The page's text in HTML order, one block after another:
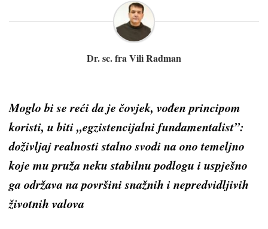
Dr. sc. fra Vili Radman
Moglo bi se reći da je čovjek, vođen principom
koristi, u biti „egzistencijalni fundamentalist”:
doživljaj realnosti stalno svodi na ono temeljno
koje mu pruža neku stabilnu podlogu i uspješno
ga održava na površini snažnih i nepredvidljivih
životnih valova